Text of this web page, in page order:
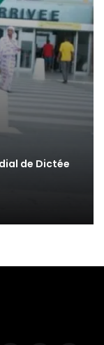
de Dictée